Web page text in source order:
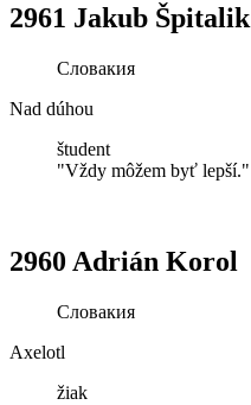
2961 Jakub Špitalik
Словакия
Nad dúhou
študent
"Vždy môžem byť lepší."
2960 Adrián Korol
Словакия
Axelotl
žiak